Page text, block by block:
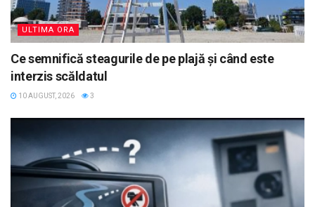
ULTIMA ORA
Ce semnifică steagurile de pe plajă și când este
interzis scăldatul
10 AUGUST, 2026 3